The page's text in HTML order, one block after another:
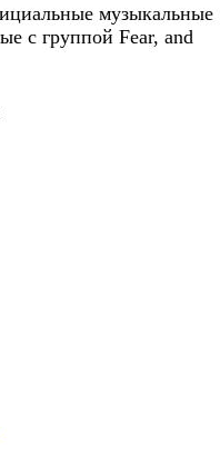
музыкальные
с группой Fear, and